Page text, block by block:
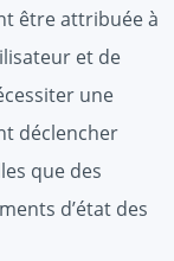
être attribuée à
et de
une
déclencher
que des
d’état des